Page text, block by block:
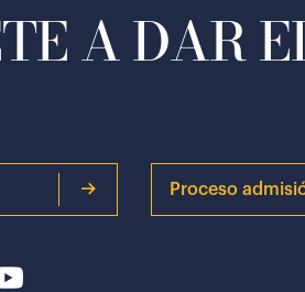
A DAR
Proceso